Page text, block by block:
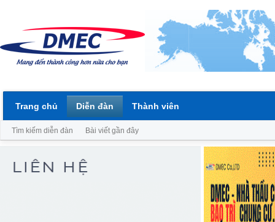
Trang chủ Diễn đàn
Tìm kiếm diễn đàn Bài viết gần đây
Thành viên